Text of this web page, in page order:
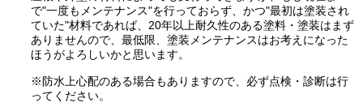
で"一度もメンテナンス"を行っておらず、かつ"最初は塗装され
ていた"材料であれば、20年以上耐久性のある塗料・塗装はまず
ありませんので、最低限、塗装メンテナンスはお考えになった
ほうがよろしいかと思います。
※防水上心配のある場合もありますので、必ず点検・診断は行
ってください。